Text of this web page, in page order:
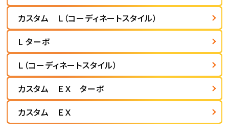
カスタム Ｌ（コーディネートスタイル）
L ターボ
Ｌ（コーディネートスタイル）
カスタム ＥＸ ターボ
カスタム ＥＸ